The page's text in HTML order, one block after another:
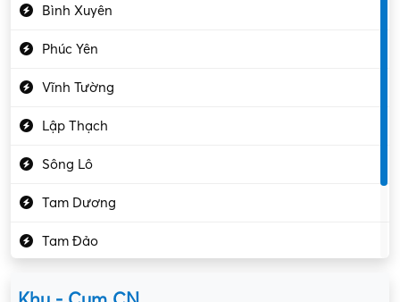
Kiểm soát chất lượng
Kỹ sư cơ khí
Bình Xuyên
Phúc Yên
Vĩnh Tường
Lập Thạch
Sông Lô
Tam Dương
Tam Đảo